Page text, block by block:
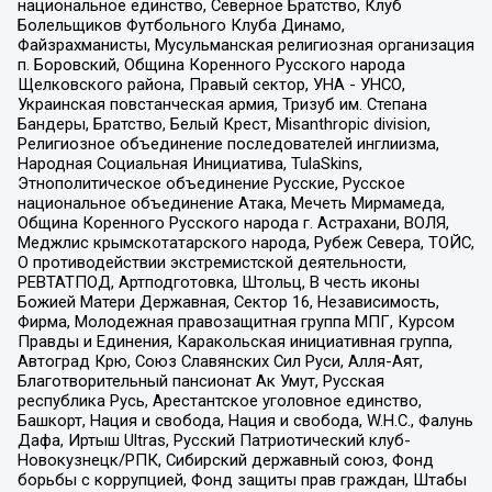
национальное единство, Северное Братство, Клуб
Болельщиков Футбольного Клуба Динамо,
Файзрахманисты, Мусульманская религиозная организация
п. Боровский, Община Коренного Русского народа
Щелковского района, Правый сектор, УНА - УНСО,
Украинская повстанческая армия, Тризуб им. Степана
Бандеры, Братство, Белый Крест, Misanthropic division,
Религиозное объединение последователей инглиизма,
Народная Социальная Инициатива, TulaSkins,
Этнополитическое объединение Русские, Русское
национальное объединение Атака, Мечеть Мирмамеда,
Община Коренного Русского народа г. Астрахани, ВОЛЯ,
Меджлис крымскотатарского народа, Рубеж Севера, ТОЙС,
О противодействии экстремистской деятельности,
РЕВТАТПОД, Артподготовка, Штольц, В честь иконы
Божией Матери Державная, Сектор 16, Независимость,
Фирма, Молодежная правозащитная группа МПГ, Курсом
Правды и Единения, Каракольская инициативная группа,
Автоград Крю, Союз Славянских Сил Руси, Алля-Аят,
Благотворительный пансионат Ак Умут, Русская
республика Русь, Арестантское уголовное единство,
Башкорт, Нация и свобода, Нация и свобода, W.H.С., Фалунь
Дафа, Иртыш Ultras, Русский Патриотический клуб-
Новокузнецк/РПК, Сибирский державный союз, Фонд
борьбы с коррупцией, Фонд защиты прав граждан, Штабы